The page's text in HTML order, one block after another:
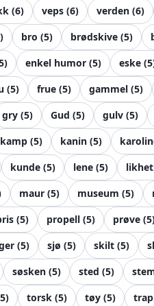
(6) veps (6) verden (6)
) bro (5) brødskive (5)
) enkel humor (5) eske (5
(5) frue (5) gammel (5)
gry (5) Gud (5) gulv (5)
kamp (5) kanin (5)
kunde (5) lene (5) likhet
maur (5) museum (5)
(5) propell (5) prøve (5
(5) sjø (5) skilt (5)
søsken (5) sted (5)
5) torsk (5) tøy (5)